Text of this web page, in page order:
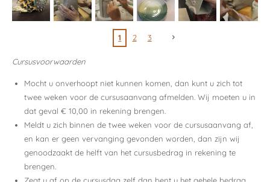
1 2 3
Cursusvoorwaarden
Mocht u onverhoopt niet kunnen komen, dan kunt u zich tot
twee weken voor de cursusaanvang afmelden. Wij moeten u in
dat geval € 10,00 in rekening brengen.
Meldt u zich binnen de twee weken voor de cursusaanvang af,
en kan er geen vervanging gevonden worden, dan zijn wij
genoodzaakt de helft van het cursusbedrag in rekening te
brengen.
Zegt u af op de cursusdag zelf dan bent u het gehele bedrag